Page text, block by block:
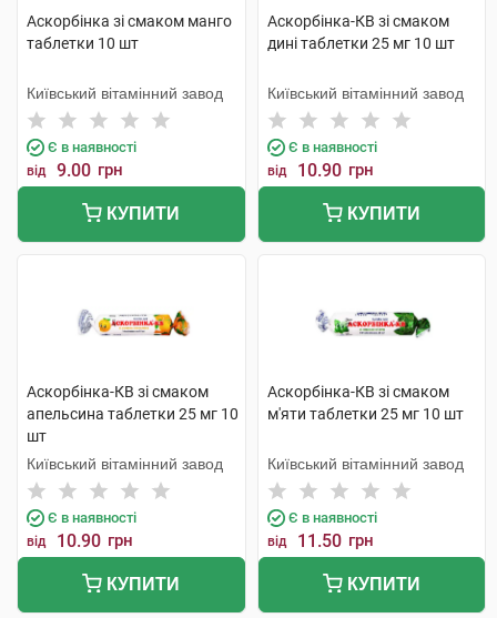
Аскорбінка зі смаком манго
таблетки 10 шт
Київський вітамінний завод
Є в наявності
від 9.00 грн
КУПИТИ
Аскорбінка-КВ зі смаком
дині таблетки 25 мг 10 шт
Київський вітамінний завод
Є в наявності
від 10.90 грн
КУПИТИ
Аскорбінка-КВ зі смаком
апельсина таблетки 25 мг 10
шт
Київський вітамінний завод
Є в наявності
від 10.90 грн
КУПИТИ
Аскорбінка-КВ зі смаком
м'яти таблетки 25 мг 10 шт
Київський вітамінний завод
Є в наявності
від 11.50 грн
КУПИТИ